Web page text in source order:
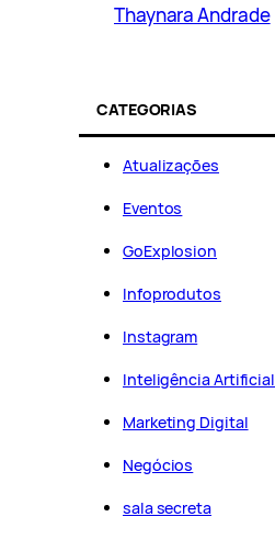
Thaynara Andrade
CATEGORIAS
Atualizações
Eventos
GoExplosion
Infoprodutos
Instagram
Inteligência Artificial
Marketing Digital
Negócios
sala secreta